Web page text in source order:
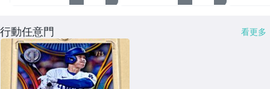
行動任意門 看更多